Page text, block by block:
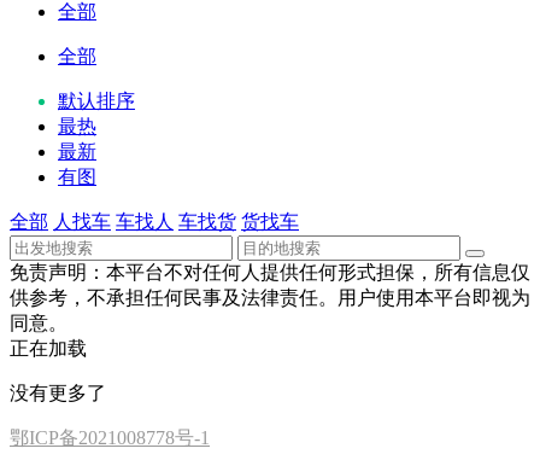
全部
全部
默认排序
最热
最新
有图
全部 人找车 车找人 车找货 货找车
免责声明：本平台不对任何人提供任何形式担保，所有信息仅
供参考，不承担任何民事及法律责任。用户使用本平台即视为
同意。
正在加载
没有更多了
鄂ICP备2021008778号-1